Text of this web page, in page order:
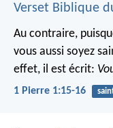
Verset Biblique
Au contraire,
vous aussi soyez
effet, il est écrit:
1 Pierre 1:15-16